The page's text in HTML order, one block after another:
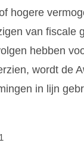
hogere
van fiscale
hebben
wordt de
in lijn